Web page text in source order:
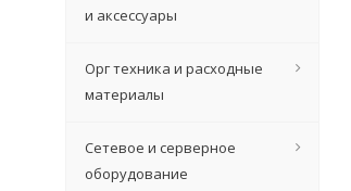
и аксессуары
Орг техника и расходные
материалы
Сетевое и серверное
оборудование